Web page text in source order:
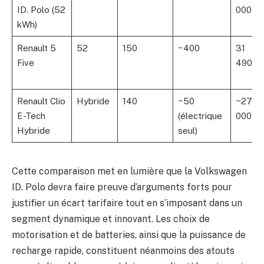
ID. Polo (52
kWh)
000+
Renault 5
Five
52 150 ~400
31
490
Renault Clio
E-Tech
Hybride
Hybride 140
~50
(électrique
seul)
~27
000
Cette comparaison met en lumière que la Volkswagen
ID. Polo devra faire preuve d’arguments forts pour
justifier un écart tarifaire tout en s’imposant dans un
segment dynamique et innovant. Les choix de
motorisation et de batteries, ainsi que la puissance de
recharge rapide, constituent néanmoins des atouts